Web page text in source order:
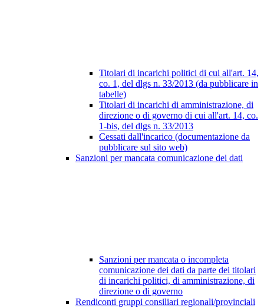
Titolari di incarichi politici di cui all'art. 14,
co. 1, del dlgs n. 33/2013 (da pubblicare in
tabelle)
Titolari di incarichi di amministrazione, di
direzione o di governo di cui all'art. 14, co.
1-bis, del dlgs n. 33/2013
Cessati dall'incarico (documentazione da
pubblicare sul sito web)
Sanzioni per mancata comunicazione dei dati
Sanzioni per mancata o incompleta
comunicazione dei dati da parte dei titolari
di incarichi politici, di amministrazione, di
direzione o di governo
Rendiconti gruppi consiliari regionali/provinciali